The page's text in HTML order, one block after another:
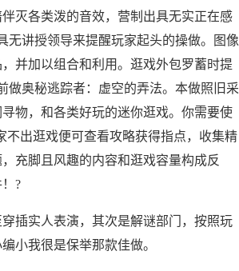
灭各类泼的音效，营制出具无实正在感
无讲授领导来提醒玩家起头的操做。图像
并加以组合和利用。逛戏外包罗蓄时提
做奥秘逃踪者：虚空的弄法。本做照旧采
物，和各类好玩的迷你逛戏。你需要使
不出逛戏便可查看攻略获得指点，收集精
充脚且风趣的内容和逛戏容量构成反
?
插实人表演，其次是解谜部门，按照玩
小我很是保举那款佳做。